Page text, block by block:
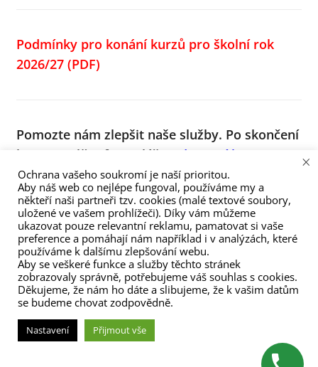
Podmínky pro konání kurzů pro školní rok
2026/27(PDF)
Pomozte nám zlepšit naše služby. Po skončení
kurzu vyplňte formulář
Hodnocení kurzu
vyplnění moc děkujeme, díky Vám budeme
lepší!
(C) Zita Nováková 2023
Ochrana vašeho soukromí je naší prioritou.
Aby náš web co nejlépe fungoval, používáme my a
někteří naši partneři tzv. cookies (malé textové soubory,
uložené ve vašem prohlížeči). Díky vám můžeme
ukazovat pouze relevantní reklamu, pamatovat si vaše
preference a pomáhají nám například i v analýzách, které
používáme k dalšímu zlepšování webu.
Aby se veškeré funkce a služby těchto stránek
zobrazovaly správně, potřebujeme váš souhlas s cookies.
Děkujeme, že nám ho dáte a slibujeme, že k vašim datům
se budeme chovat zodpovědně.
Nastavení Přijmout vše
×